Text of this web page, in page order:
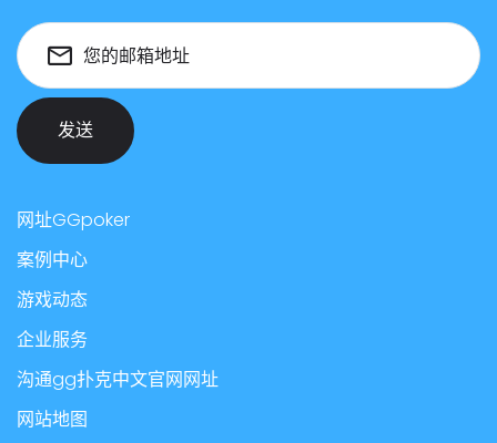
您的邮箱地址
发送
网址GGpoker
案例中心
游戏动态
企业服务
沟通gg扑克中文官网网址
网站地图